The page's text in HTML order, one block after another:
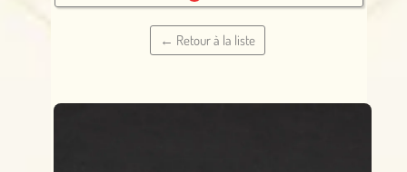
← Retour à la liste